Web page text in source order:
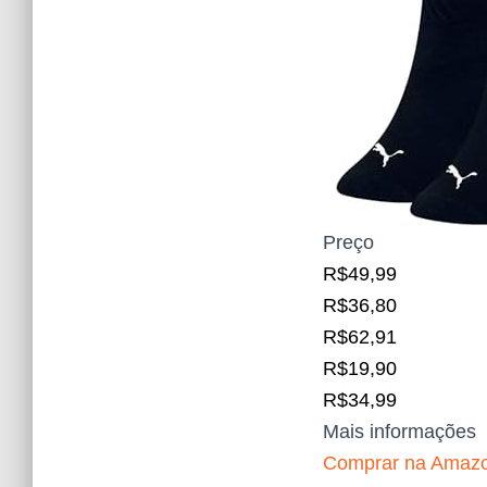
Preço
R$49,99
R$36,80
R$62,91
R$19,90
R$34,99
Mais informações
Comprar na